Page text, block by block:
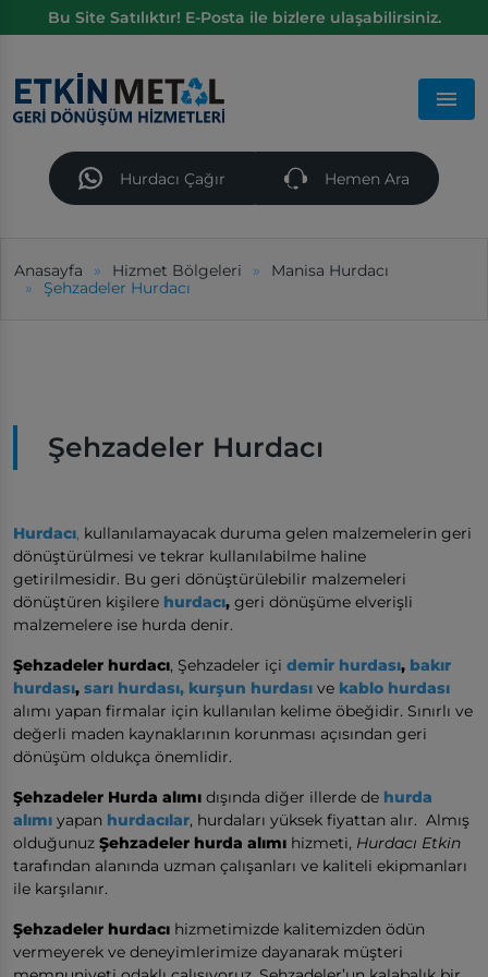
Bu Site Satılıktır! E-Posta ile bizlere ulaşabilirsiniz.
Menu
Hurdacı Çağır Hemen Ara
Anasayfa Hizmet Bölgeleri
Manisa Hurdacı
Şehzadeler Hurdacı
Şehzadeler Hurdacı
Hurdacı, kullanılamayacak duruma gelen malzemelerin geri
dönüştürülmesi ve tekrar kullanılabilme haline
getirilmesidir. Bu geri dönüştürülebilir malzemeleri
dönüştüren kişilere hurdacı, geri dönüşüme elverişli
malzemelere ise hurda denir.
Şehzadeler hurdacı, Şehzadeler içi demir hurdası, bakır
hurdası, sarı hurdası, kurşun hurdası ve kablo hurdası
alımı yapan firmalar için kullanılan kelime öbeğidir. Sınırlı ve
değerli maden kaynaklarının korunması açısından geri
dönüşüm oldukça önemlidir.
Şehzadeler Hurda alımı dışında diğer illerde de hurda
alımı yapan hurdacılar, hurdaları yüksek fiyattan alır. Almış
olduğunuz Şehzadeler hurda alımı hizmeti, Hurdacı Etkin
tarafından alanında uzman çalışanları ve kaliteli ekipmanları
ile karşılanır.
Şehzadeler hurdacı hizmetimizde kalitemizden ödün
vermeyerek ve deneyimlerimize dayanarak müşteri